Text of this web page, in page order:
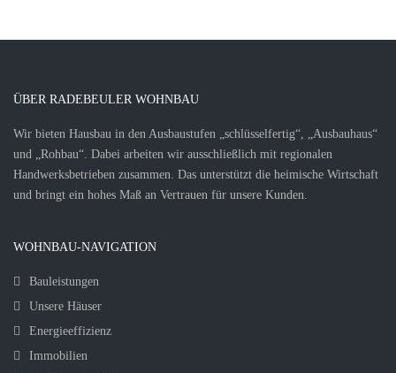
ÜBER RADEBEULER WOHNBAU
Wir bieten Hausbau in den Ausbaustufen „schlüsselfertig“, „Ausbauhaus“
und „Rohbau“. Dabei arbeiten wir ausschließlich mit regionalen
Handwerksbetrieben zusammen. Das unterstützt die heimische Wirtschaft
und bringt ein hohes Maß an Vertrauen für unsere Kunden.
WOHNBAU-NAVIGATION
Bauleistungen
Unsere Häuser
Energieeffizienz
Immobilien